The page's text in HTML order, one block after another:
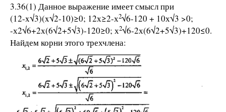
3.36(1) Данное выражение имеет смысл при
(12-x√3)(x√2-10)≥0; 12х≥2-х2√6-120 + 10х√3 >0;
-х2√6+2х(6√2+5√3)-120≥0; х2√6-2х(6√2+5√3)+120≤0.
Найдем корни этого трехчлена: